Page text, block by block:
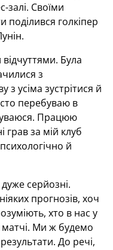
залі. Своїми
голкіпер
Була
з
усіма зустрітися й
перебуваю в
Працюю
грав за мій клуб
й
серйозні.
прогнозів, хоч
хто в нас у
матчі. Ми ж будемо
До речі,